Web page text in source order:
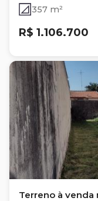
357 m²
R$ 1.106.700
Terreno à venda